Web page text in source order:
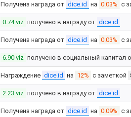
Получена награда от dice.id на 0.03% с
0.74 viz получено в награду от dice.id
Получена награда от dice.id на 0.03% с
6.90 viz получено в социальный капитал
Награждение dice.id на 12% с заметкой
2.23 viz получено в награду от dice.id
Получена награда от dice.id на 0.09% с